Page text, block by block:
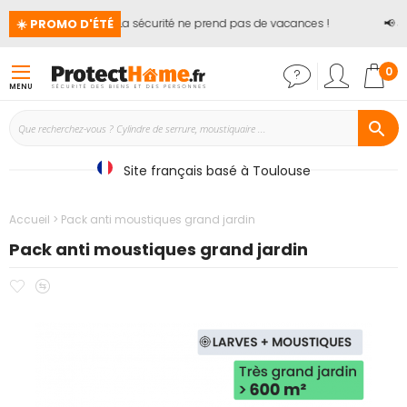
☀️ PROMO D'ÉTÉ🏖️ La sécurité ne prend pas de vacances ! 📢
MENU
0
Site français basé à Toulouse
Accueil Pack anti moustiques grand jardin
Pack anti moustiques grand jardin
Ajouter